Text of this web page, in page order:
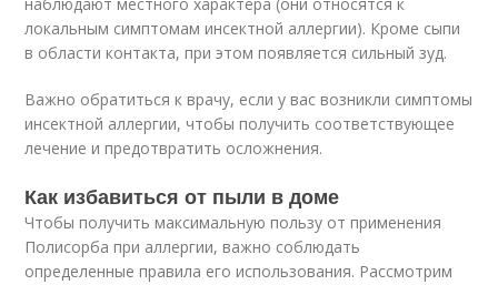
локальным симптомам инсектной аллергии). Кроме сыпи
в области контакта, при этом появляется сильный зуд.
Важно обратиться к врачу, если у вас возникли симптомы
инсектной аллергии, чтобы получить соответствующее
лечение и предотвратить осложнения.
Как избавиться от пыли в доме
Чтобы получить максимальную пользу от применения
Полисорба при аллергии, важно соблюдать
определенные правила его использования. Рассмотрим